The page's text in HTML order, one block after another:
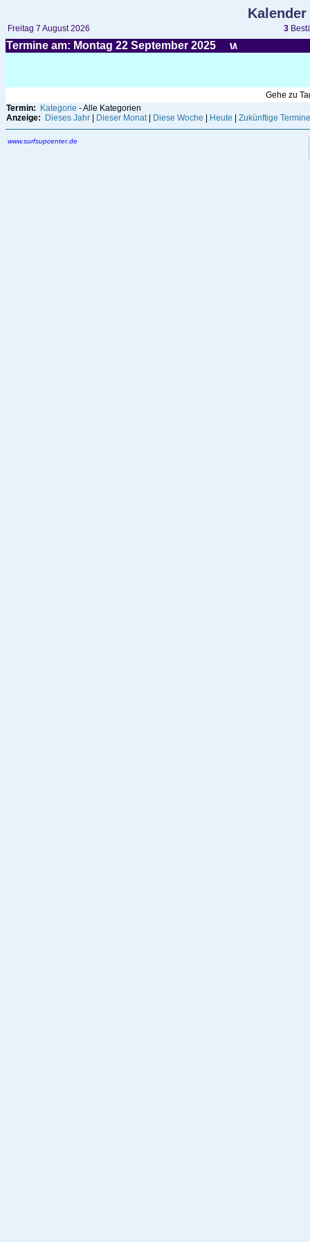
Freitag 7 August 2026 3
Termine am: Montag 22 September 2025
Gehe zu
Termin:
Kategorie - Alle Kategorien
Anzeige:
Dieses Jahr Dieser Monat| Diese Woche Heute Zukünftige Termine
www.surfsupcenter.de